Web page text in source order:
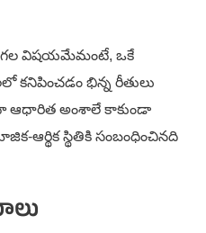
విషయమేమంటే, ఒకే
కనిపించడం భిన్న రీతులు
ఆధారిత అంశాలే కాకుండా
ఆర్థిక స్థితికి సంబంధించినది